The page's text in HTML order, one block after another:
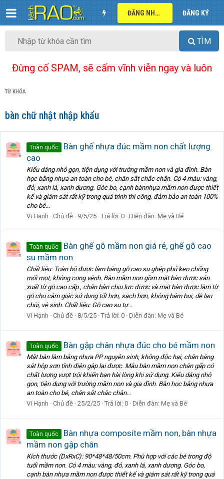
ĐĂNG NHẬP ĐĂNG KÝ
TÌM
Đừng cố SPAM, sẽ cấm vĩnh viễn ngay và luôn
TỪ KHÓA
bàn chữ nhật nhập khẩu
Toàn quốc
Bàn ghế nhựa đúc mầm non chất lượng
cao
Kiểu dáng nhỏ gọn, tiện dụng với trường mầm non và gia đình. Bàn
học bằng nhựa an toàn cho bé, chân sắt chắc chắn. Có 4 màu: vàng,
đỏ, xanh lá, xanh dương. Góc bo, cạnh bànnhựa mầm non được thiết
kế và giám sát rất kỹ trong quá trình thi công, đảm bảo an toàn 100%
cho bé...
Vi Hạnh
Chủ đề 9/5/25 Trả lời: 0 Diễn đàn: Mẹ và Bé
Toàn quốc
Bàn ghế gỗ mầm non giá rẻ, ghế gỗ cao
su mầm non
Chất liệu: Toàn bộ được làm bằng gỗ cao su ghép phủ keo chống
mối mọt, không cong vênh. Bàn mầm non gồm mặt bàn được sản
xuất từ gỗ cao cấp , chân bàn chịu lực được và mặt bàn được làm từ
gỗ cho cảm giác sử dụng tốt hơn, sạch hơn, không bám bụi, dễ lau
chùi, vệ sinh. Chất liệu: Gỗ cao su tự...
Vi Hạnh
Chủ đề 8/5/25 Trả lời: 0 Diễn đàn: Mẹ và Bé
Toàn quốc Bàn gập chân nhựa đúc cho bé mầm non
Mặt bàn làm bằng nhựa PP nguyên sinh, không độc hại, chân bằng
sắt hộp sơn tĩnh điện gập lại được. Mẫu bàn mầm non chân gấp có
chất lượng vượt trội khiến bạn hài lòng khi sử dụng. Kiểu dáng nhỏ
gọn, tiện dụng với trường mầm non và gia đình. Bàn học bằng nhựa
an toàn cho bé, chân sắt chắc chắn...
Vi Hạnh
Chủ đề 25/2/25 Trả lời: 0 Diễn đàn: Mẹ và Bé
Toàn quốc
Bàn nhựa composite mầm non, bàn nhựa
mầm non gập chân
Kích thước (DxRxC): 90*48*48/50cm. Phù hợp với các bé trong độ
tuổi mầm non. Có 4 màu: vàng, đỏ, xanh lá, xanh dương. Góc bo,
cạnh bàn nhựa mầm non được thiết kế và giám sát rất kỹ trong quá